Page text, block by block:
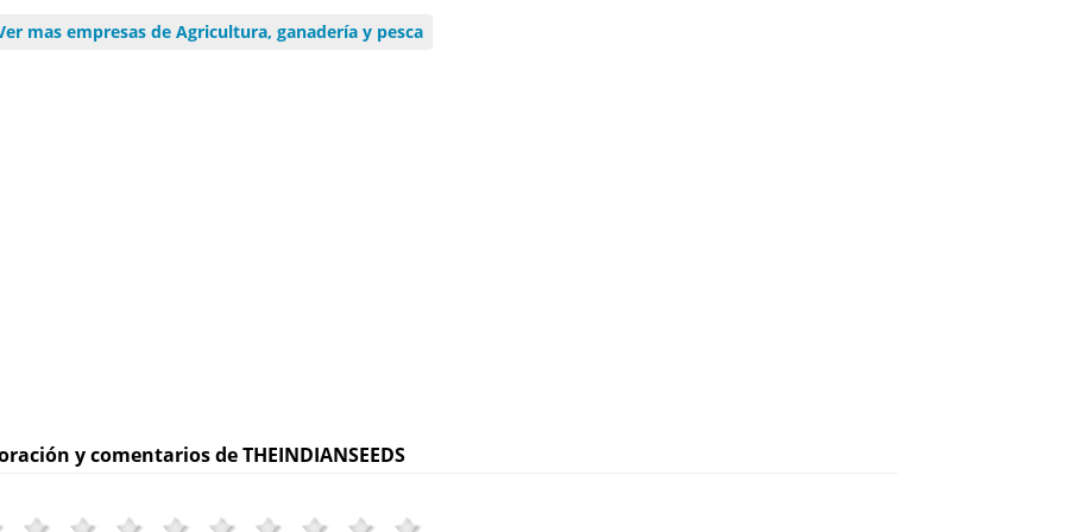
mas empresas de Agricultura, ganadería y pesca
y comentarios de THEINDIANSEEDS